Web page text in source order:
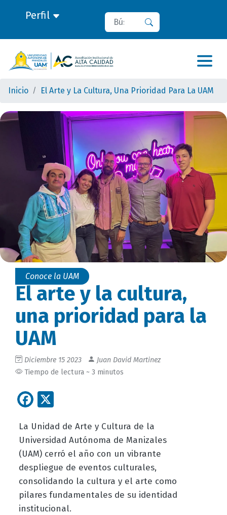
Perfil Buscar
Inicio El Arte y La Cultura, Una Prioridad Para La UAM
Conoce la UAM
El arte y la cultura,
una prioridad para la
UAM
Diciembre 15 2023
Juan David Martinez
Tiempo de lectura ~ 3 minutos
Facebook
La Unidad de Arte y Cultura de la
Universidad Autónoma de Manizales
(UAM) cerró el año con un vibrante
despliegue de eventos culturales,
consolidando la cultura y el arte como
pilares fundamentales de su identidad
institucional.